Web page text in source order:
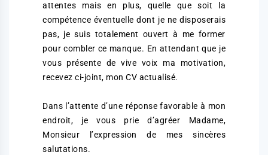
attentes mais en plus, quelle que soit la
compétence éventuelle dont je ne disposerais
pas, je suis totalement ouvert à me former
pour combler ce manque. En attendant que je
vous présente de vive voix ma motivation,
recevez ci-joint, mon CV actualisé.
Dans l’attente d’une réponse favorable à mon
endroit, je vous prie d’agréer Madame,
Monsieur l’expression de mes sincères
salutations.